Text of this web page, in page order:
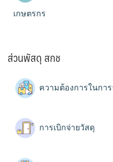
เกษตรกร
ส่วนพัสดุ สกช
ความต้องการในกา
การเบิกจ่ายวัสดุ